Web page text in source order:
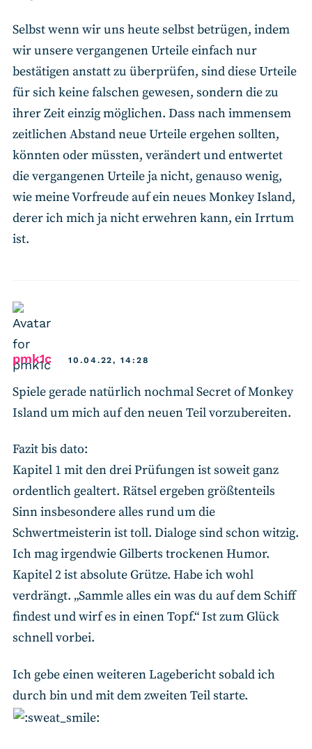
Selbst wenn wir uns heute selbst betrügen, indem
wir unsere vergangenen Urteile einfach nur
bestätigen anstatt zu überprüfen, sind diese Urteile
für sich keine falschen gewesen, sondern die zu
ihrer Zeit einzig möglichen. Dass nach immensem
zeitlichen Abstand neue Urteile ergehen sollten,
könnten oder müssten, verändert und entwertet
die vergangenen Urteile ja nicht, genauso wenig,
wie meine Vorfreude auf ein neues Monkey Island,
derer ich mich ja nicht erwehren kann, ein Irrtum
ist.
pmk1csays:10.04.22, 14:28
Spiele gerade natürlich nochmal Secret of Monkey
Island um mich auf den neuen Teil vorzubereiten.
Fazit bis dato:
Kapitel 1 mit den drei Prüfungen ist soweit ganz
ordentlich gealtert. Rätsel ergeben größtenteils
Sinn insbesondere alles rund um die
Schwertmeisterin ist toll. Dialoge sind schon witzig.
Ich mag irgendwie Gilberts trockenen Humor.
Kapitel 2 ist absolute Grütze. Habe ich wohl
verdrängt. „Sammle alles ein was du auf dem Schiff
findest und wirf es in einen Topf.“ Ist zum Glück
schnell vorbei.
Ich gebe einen weiteren Lagebericht sobald ich
durch bin und mit dem zweiten Teil starte.